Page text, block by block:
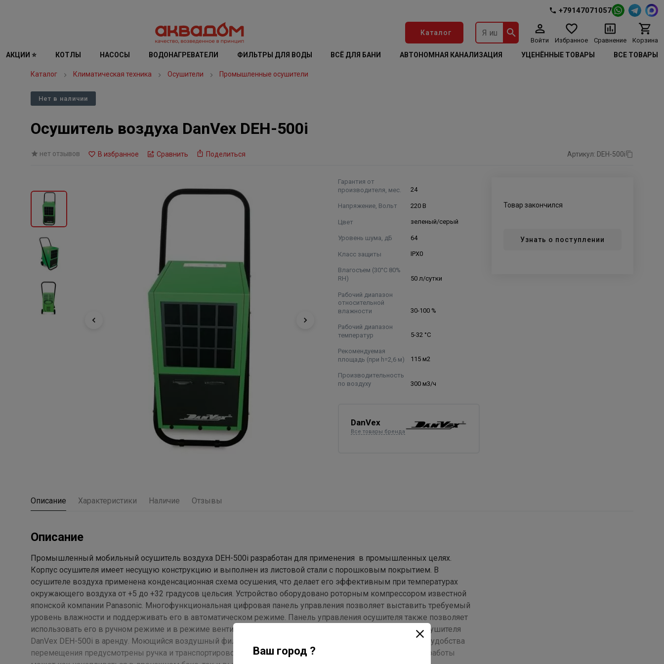
+79147071057
Каталог
Войти Избранное Сравнение Корзина
АКЦИИ ⭐ КОТЛЫ НАСОСЫ ВОДОНАГРЕВАТЕЛИ ФИЛЬТРЫ ДЛЯ ВОДЫ ВСЁ ДЛЯ БАНИ АВТОНОМНАЯ КАНАЛИЗАЦИЯ УЦЕНЁННЫЕ ТОВАРЫ ВСЕ ТОВАРЫ
Каталог Климатическая техника Осушители Промышленные осушители
Нет в наличии
Осушитель воздуха DanVex DEH-500i
нет отзывов В избранное Сравнить Поделиться Артикул: DEH-500i
Гарантия от
производителя, мес.
24
Напряжение, Вольт 220 В
Цвет зеленый/серый
Уровень шума, дБ 64
Класс защиты IPX0
Влагосъем (30°С 80%
RH)
50 л/сутки
Рабочий диапазон
относительной
влажности
30-100 %
Рабочий диапазон
температур
5-32 °C
Рекомендуемая
площадь (при h=2,6 м)
115 м2
Производительность
по воздуху
300 м3/ч
DanVex
Все товары бренда
Товар закончился
Узнать о поступлении
Описание Характеристики Наличие Отзывы
Описание
Промышленный мобильный осушитель воздуха DEH-500i разработан для применения в промышленных целях.
Корпус осушителя имеет несущую конструкцию и выполнен из листовой стали с порошковым покрытием. В
осушителе воздуха применена конденсационная схема осушения, что делает его эффективным при температурах
окружающего воздуха от +5 до +32 градусов цельсия. Устройство оборудовано роторным компрессором известной
японской компании Panasonic. Многофункциональная цифровая панель управления позволяет выставить требуемый
уровень влажности и поддерживать его в автоматическом режиме. Панель управления осушителя также позволяет
использовать его в ручном режиме и в режиме вентиляции. Счетчик наработки часов удобен для сдачи осушителя
DanVex DEH-500i в аренду. Моющийся воздушный фильтр выполнен из ретикулированного поролона. Для удобства
перемещения предусмотрены ручка и транспортировочные колеса. Конденсат образующийся в процессе работы
Ваш город ?